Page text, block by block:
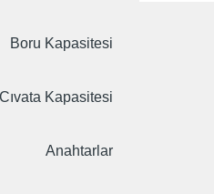
Boru Kapasitesi
Cıvata Kapasitesi
Anahtarlar